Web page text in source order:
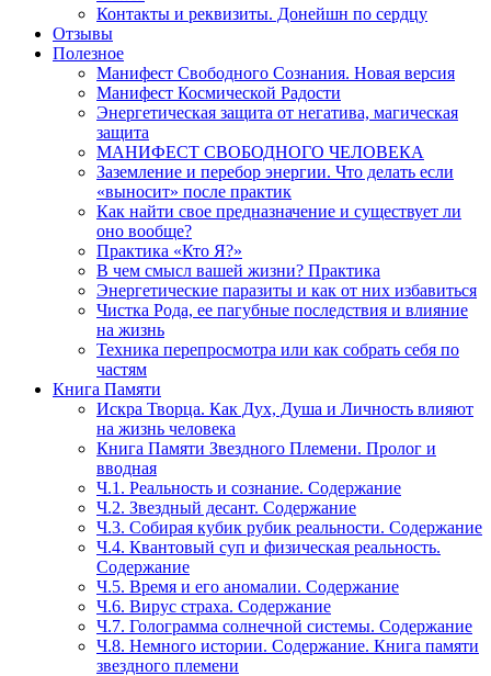
Контакты и реквизиты. Донейшн по сердцу
Отзывы
Полезное
Манифест Свободного Сознания. Новая версия
Манифест Космической Радости
Энергетическая защита от негатива, магическая
защита
МАНИФЕСТ СВОБОДНОГО ЧЕЛОВЕКА
Заземление и перебор энергии. Что делать если
«выносит» после практик
Как найти свое предназначение и существует ли
оно вообще?
Практика «Кто Я?»
В чем смысл вашей жизни? Практика
Энергетические паразиты и как от них избавиться
Чистка Рода, ее пагубные последствия и влияние
на жизнь
Техника перепросмотра или как собрать себя по
частям
Книга Памяти
Искра Творца. Как Дух, Душа и Личность влияют
на жизнь человека
Книга Памяти Звездного Племени. Пролог и
вводная
Ч.1. Реальность и сознание. Содержание
Ч.2. Звездный десант. Содержание
Ч.3. Собирая кубик рубик реальности. Содержание
Ч.4. Квантовый суп и физическая реальность.
Содержание
Ч.5. Время и его аномалии. Содержание
Ч.6. Вирус страха. Содержание
Ч.7. Голограмма солнечной системы. Содержание
Ч.8. Немного истории. Содержание. Книга памяти
звездного племени